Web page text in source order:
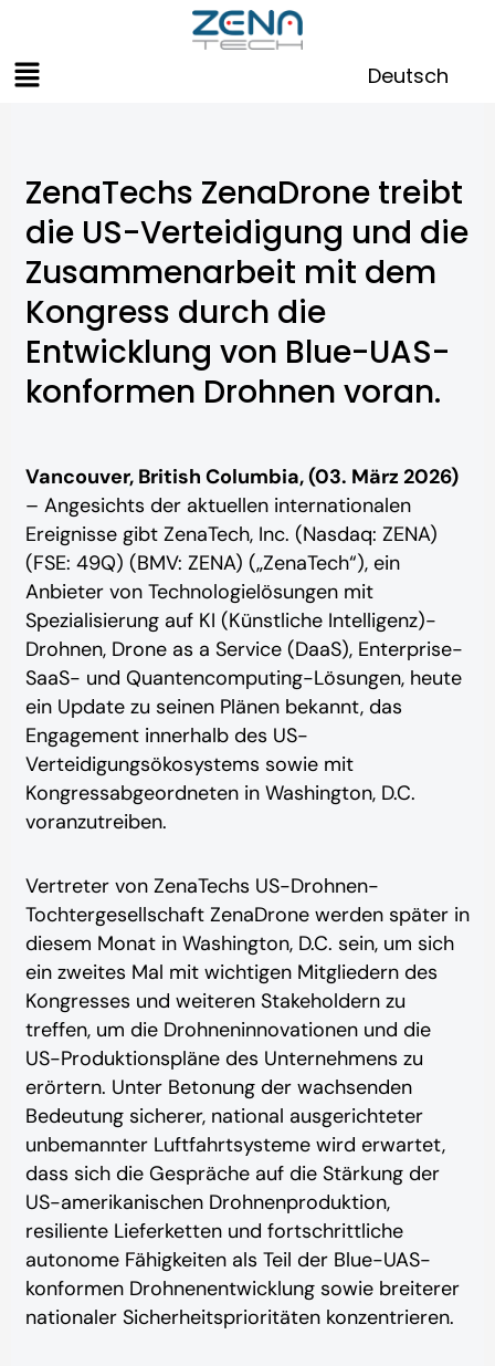
springen
Menü Deutsch
ZenaTechs ZenaDrone treibt
die US-Verteidigung und die
Zusammenarbeit mit dem
Kongress durch die
Entwicklung von Blue-UAS-
konformen Drohnen voran.
Vancouver, British Columbia, (03. März 2026)
– Angesichts der aktuellen internationalen
Ereignisse gibt ZenaTech, Inc. (Nasdaq: ZENA)
(FSE: 49Q) (BMV: ZENA) („ZenaTech“), ein
Anbieter von Technologielösungen mit
Spezialisierung auf KI (Künstliche Intelligenz)-
Drohnen, Drone as a Service (DaaS), Enterprise-
SaaS- und Quantencomputing-Lösungen, heute
ein Update zu seinen Plänen bekannt, das
Engagement innerhalb des US-
Verteidigungsökosystems sowie mit
Kongressabgeordneten in Washington, D.C.
voranzutreiben.
Vertreter von ZenaTechs US-Drohnen-
Tochtergesellschaft ZenaDrone werden später in
diesem Monat in Washington, D.C. sein, um sich
ein zweites Mal mit wichtigen Mitgliedern des
Kongresses und weiteren Stakeholdern zu
treffen, um die Drohneninnovationen und die
US-Produktionspläne des Unternehmens zu
erörtern. Unter Betonung der wachsenden
Bedeutung sicherer, national ausgerichteter
unbemannter Luftfahrtsysteme wird erwartet,
dass sich die Gespräche auf die Stärkung der
US-amerikanischen Drohnenproduktion,
resiliente Lieferketten und fortschrittliche
autonome Fähigkeiten als Teil der Blue-UAS-
konformen Drohnenentwicklung sowie breiterer
nationaler Sicherheitsprioritäten konzentrieren.